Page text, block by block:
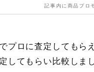
記事内に商品プロ
プロに査定してもら
してもらい比較しま